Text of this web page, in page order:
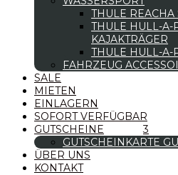
THULE REACHA
THULE HULL-A-
KAJAKTRÄGER
THULE HULL-A-
FAHRZEUG
SALE
MIETEN
EINLAGERN
SOFORT VERFÜGBAR
GUTSCHEINE
GUTSCHEINKARTE
ÜBER UNS
KONTAKT